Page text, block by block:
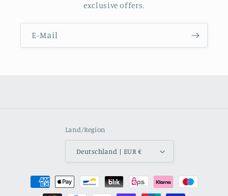
exclusive offers.
E-Mail
Land/Region
Deutschland | EUR €
Zahlungsmethoden